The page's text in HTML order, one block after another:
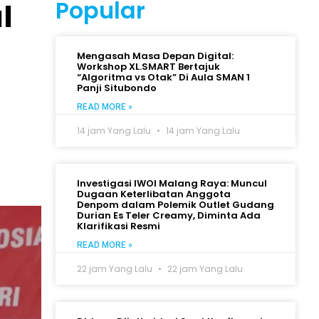
Popular
Mengasah Masa Depan Digital:
Workshop XL.SMART Bertajuk
“Algoritma vs Otak” Di Aula SMAN 1
Panji Situbondo
READ MORE »
14 jam Yang Lalu 14 jam Yang Lalu
Investigasi IWOI Malang Raya: Muncul
Dugaan Keterlibatan Anggota
Denpom dalam Polemik Outlet Gudang
Durian Es Teler Creamy, Diminta Ada
Klarifikasi Resmi
READ MORE »
22 jam Yang Lalu 22 jam Yang Lalu